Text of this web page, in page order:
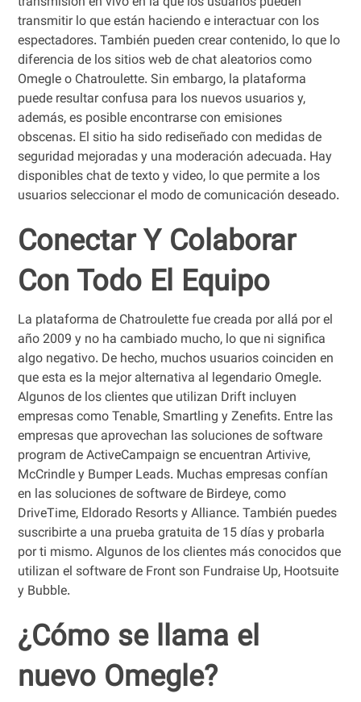
transmitir lo que están haciendo e interactuar con los
espectadores. También pueden crear contenido, lo que lo
diferencia de los sitios web de chat aleatorios como
Omegle o Chatroulette. Sin embargo, la plataforma
puede resultar confusa para los nuevos usuarios y,
además, es posible encontrarse con emisiones
obscenas. El sitio ha sido rediseñado con medidas de
seguridad mejoradas y una moderación adecuada. Hay
disponibles chat de texto y video, lo que permite a los
usuarios seleccionar el modo de comunicación deseado.
Conectar Y Colaborar
Con Todo El Equipo
La plataforma de Chatroulette fue creada por allá por el
año 2009 y no ha cambiado mucho, lo que ni significa
algo negativo. De hecho, muchos usuarios coinciden en
que esta es la mejor alternativa al legendario Omegle.
Algunos de los clientes que utilizan Drift incluyen
empresas como Tenable, Smartling y Zenefits. Entre las
empresas que aprovechan las soluciones de software
program de ActiveCampaign se encuentran Artivive,
McCrindle y Bumper Leads. Muchas empresas confían
en las soluciones de software de Birdeye, como
DriveTime, Eldorado Resorts y Alliance. También puedes
suscribirte a una prueba gratuita de 15 días y probarla
por ti mismo. Algunos de los clientes más conocidos que
utilizan el software de Front son Fundraise Up, Hootsuite
y Bubble.
¿Cómo se llama el
nuevo Omegle?